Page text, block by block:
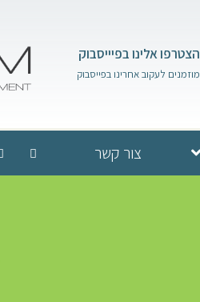
הצטרפו אלינו בפיייסבוק
מוזמנים לעקוב אחרינו בפייסבוק
צור קשר